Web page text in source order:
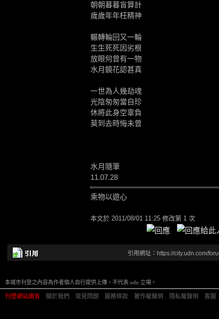
朝朝暮暮盲算計
歲歲年年枉精神
輾轉輪回又一輪
生生死死因劣根
放眼何曾有一物
水月鏡花認甚真
一世為人幾劫魂
光陰匆匆當自珍
休將此身空辜負
莫到去時悔未曾
水月隨筆
11.07.28
乘物以遊心
本文於 2011/08/01 11:25 修改第 1 次
引用網址：https://city.udn.com/
本城市刊登之內容為作者個人自行提供上傳，不代表 udn 立場。
刊登網站廣告 關於我們 常見問題 服務條款 著作權聲明 隱私權聲明 客服